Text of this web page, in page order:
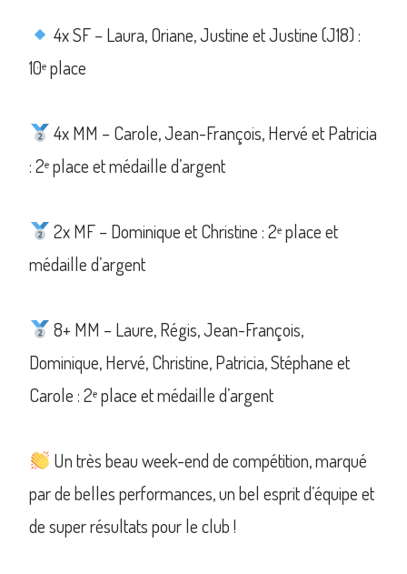
4x SF – Laura, Oriane, Justine et Justine (J18) :
10ᵉ place
4x MM – Carole, Jean-François, Hervé et Patricia
: 2ᵉ place et médaille d’argent
2x MF – Dominique et Christine : 2ᵉ place et
médaille d’argent
8+ MM – Laure, Régis, Jean-François,
Dominique, Hervé, Christine, Patricia, Stéphane et
Carole : 2ᵉ place et médaille d’argent
Un très beau week-end de compétition, marqué
par de belles performances, un bel esprit d’équipe et
de super résultats pour le club !